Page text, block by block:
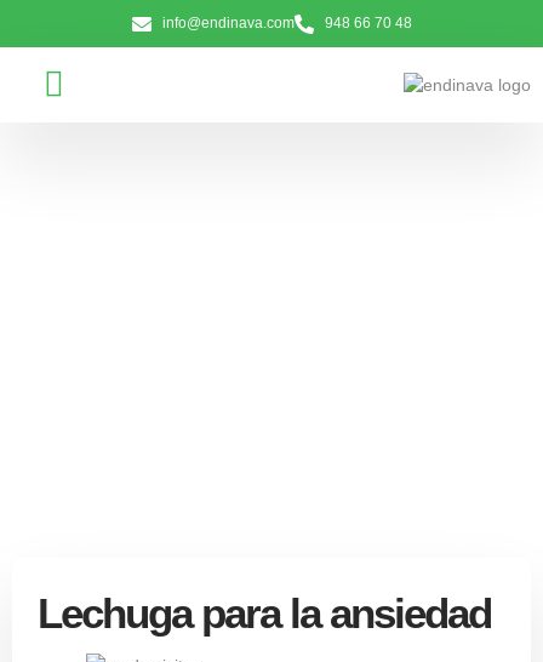
info@endinava.com 948 66 70 48
Lechuga para la ansiedad